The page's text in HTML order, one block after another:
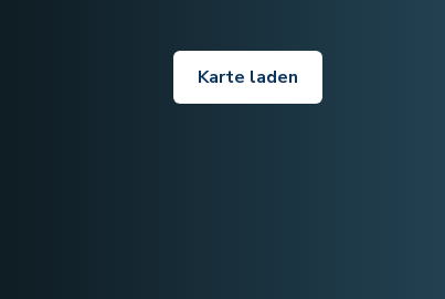
Karte laden